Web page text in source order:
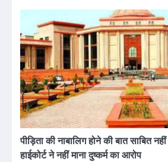
पीड़िता की नाबालिग होने की बात साबित
हाईकोर्ट ने नहीं माना दुष्कर्म का आरोप